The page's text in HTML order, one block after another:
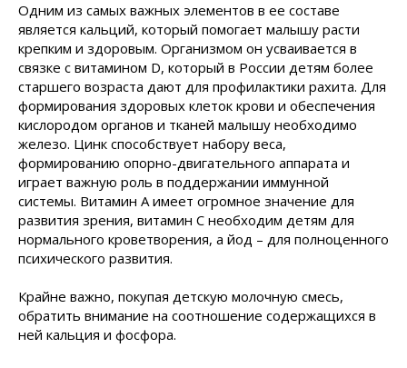
Одним из самых важных элементов в ее составе
является кальций, который помогает малышу расти
крепким и здоровым. Организмом он усваивается в
связке с витамином D, который в России детям более
старшего возраста дают для профилактики рахита. Для
формирования здоровых клеток крови и обеспечения
кислородом органов и тканей малышу необходимо
железо. Цинк способствует набору веса,
формированию опорно-двигательного аппарата и
играет важную роль в поддержании иммунной
системы. Витамин А имеет огромное значение для
развития зрения, витамин С необходим детям для
нормального кроветворения, а йод – для полноценного
психического развития.
Крайне важно, покупая детскую молочную смесь,
обратить внимание на соотношение содержащихся в
ней кальция и фосфора.